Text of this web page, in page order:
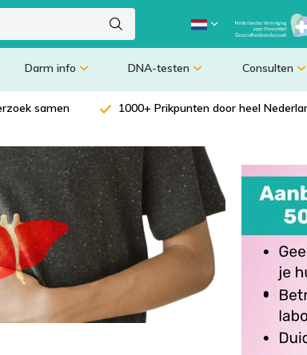
Darm info DNA-testen Consulten
samen 1000+ Prikpunten door heel